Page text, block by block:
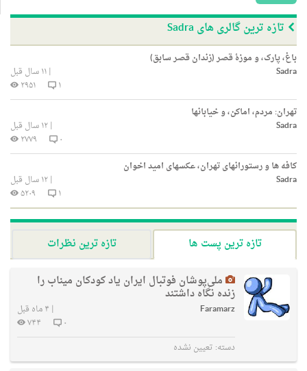
تازه ترین گالری های Sadra
باغ، پارک، و موزۀ قصر (زندان قصر سابق)
Sadra
|۱۱ سال قبل
۱
۲۹۵۱
تهران: مردم، اماکن، و خیابانها
Sadra
|۱۲ سال قبل
۰
۲۷۷۹
کافه ها و رستورانهای تهران، عکسهای امید اخوان
Sadra
|۱۲ سال قبل
۱
۵۲۰۹
تازه ترین پست ها
تازه ترین نظرات
ملی‌پوشان فوتبال ایران یاد کودکان میناب را
زنده نگاه داشتند
Faramarz
| ۴ ماه قبل
۰
۷۴۴
دسته: تعیین نشده